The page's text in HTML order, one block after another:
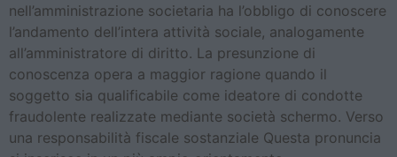
nell’amministrazione societaria ha l’obbligo di conoscere
l’andamento dell’intera attività sociale, analogamente
all’amministratore di diritto. La presunzione di
conoscenza opera a maggior ragione quando il
soggetto sia qualificabile come ideatore di condotte
fraudolente realizzate mediante società schermo. Verso
una responsabilità fiscale sostanziale Questa pronuncia